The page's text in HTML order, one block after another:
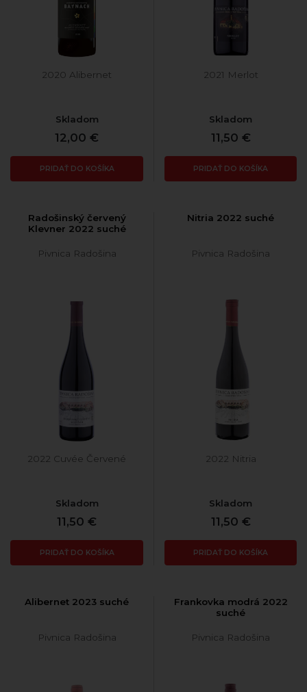
2020 Alibernet
Skladom
12,00 €
PRIDAŤ DO KOŠÍKA
2021 Merlot
Skladom
11,50 €
PRIDAŤ DO KOŠÍKA
Radošinský červený
Klevner 2022 suché
Pivnica Radošina
2022 Cuvée Červené
Skladom
11,50 €
PRIDAŤ DO KOŠÍKA
Nitria 2022 suché
Pivnica Radošina
2022 Nitria
Skladom
11,50 €
PRIDAŤ DO KOŠÍKA
Alibernet 2023 suché
Pivnica Radošina
Frankovka modrá 2022
suché
Pivnica Radošina